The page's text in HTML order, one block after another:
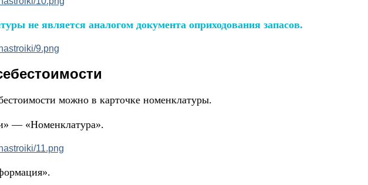
не является аналогом документа оприходования запасов.
можно в карточке номенклатуры.
— «Номенклатура».